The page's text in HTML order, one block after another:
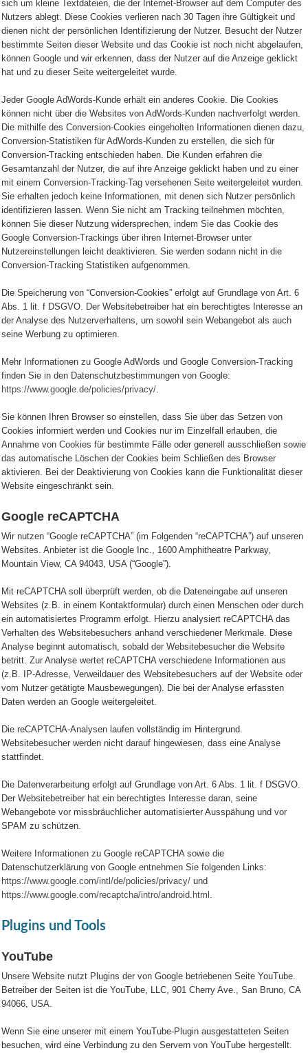
sich um kleine Textdateien, die der Internet-Browser auf dem Computer des
Nutzers ablegt. Diese Cookies verlieren nach 30 Tagen ihre Gültigkeit und
dienen nicht der persönlichen Identifizierung der Nutzer. Besucht der Nutzer
bestimmte Seiten dieser Website und das Cookie ist noch nicht abgelaufen,
können Google und wir erkennen, dass der Nutzer auf die Anzeige geklickt
hat und zu dieser Seite weitergeleitet wurde.
Jeder Google AdWords-Kunde erhält ein anderes Cookie. Die Cookies
können nicht über die Websites von AdWords-Kunden nachverfolgt werden.
Die mithilfe des Conversion-Cookies eingeholten Informationen dienen dazu,
Conversion-Statistiken für AdWords-Kunden zu erstellen, die sich für
Conversion-Tracking entschieden haben. Die Kunden erfahren die
Gesamtanzahl der Nutzer, die auf ihre Anzeige geklickt haben und zu einer
mit einem Conversion-Tracking-Tag versehenen Seite weitergeleitet wurden.
Sie erhalten jedoch keine Informationen, mit denen sich Nutzer persönlich
identifizieren lassen. Wenn Sie nicht am Tracking teilnehmen möchten,
können Sie dieser Nutzung widersprechen, indem Sie das Cookie des
Google Conversion-Trackings über ihren Internet-Browser unter
Nutzereinstellungen leicht deaktivieren. Sie werden sodann nicht in die
Conversion-Tracking Statistiken aufgenommen.
Die Speicherung von “Conversion-Cookies” erfolgt auf Grundlage von Art. 6
Abs. 1 lit. f DSGVO. Der Websitebetreiber hat ein berechtigtes Interesse an
der Analyse des Nutzerverhaltens, um sowohl sein Webangebot als auch
seine Werbung zu optimieren.
Mehr Informationen zu Google AdWords und Google Conversion-Tracking
finden Sie in den Datenschutzbestimmungen von Google:
https://www.google.de/policies/privacy/.
Sie können Ihren Browser so einstellen, dass Sie über das Setzen von
Cookies informiert werden und Cookies nur im Einzelfall erlauben, die
Annahme von Cookies für bestimmte Fälle oder generell ausschließen sowie
das automatische Löschen der Cookies beim Schließen des Browser
aktivieren. Bei der Deaktivierung von Cookies kann die Funktionalität dieser
Website eingeschränkt sein.
Google reCAPTCHA
Wir nutzen “Google reCAPTCHA” (im Folgenden “reCAPTCHA”) auf unseren
Websites. Anbieter ist die Google Inc., 1600 Amphitheatre Parkway,
Mountain View, CA 94043, USA (“Google”).
Mit reCAPTCHA soll überprüft werden, ob die Dateneingabe auf unseren
Websites (z.B. in einem Kontaktformular) durch einen Menschen oder durch
ein automatisiertes Programm erfolgt. Hierzu analysiert reCAPTCHA das
Verhalten des Websitebesuchers anhand verschiedener Merkmale. Diese
Analyse beginnt automatisch, sobald der Websitebesucher die Website
betritt. Zur Analyse wertet reCAPTCHA verschiedene Informationen aus
(z.B. IP-Adresse, Verweildauer des Websitebesuchers auf der Website oder
vom Nutzer getätigte Mausbewegungen). Die bei der Analyse erfassten
Daten werden an Google weitergeleitet.
Die reCAPTCHA-Analysen laufen vollständig im Hintergrund.
Websitebesucher werden nicht darauf hingewiesen, dass eine Analyse
stattfindet.
Die Datenverarbeitung erfolgt auf Grundlage von Art. 6 Abs. 1 lit. f DSGVO.
Der Websitebetreiber hat ein berechtigtes Interesse daran, seine
Webangebote vor missbräuchlicher automatisierter Ausspähung und vor
SPAM zu schützen.
Weitere Informationen zu Google reCAPTCHA sowie die
Datenschutzerklärung von Google entnehmen Sie folgenden Links:
https://www.google.com/intl/de/policies/privacy/ und
https://www.google.com/recaptcha/intro/android.html .
Plugins und Tools
YouTube
Unsere Website nutzt Plugins der von Google betriebenen Seite YouTube.
Betreiber der Seiten ist die YouTube, LLC, 901 Cherry Ave., San Bruno, CA
94066, USA.
Wenn Sie eine unserer mit einem YouTube-Plugin ausgestatteten Seiten
besuchen, wird eine Verbindung zu den Servern von YouTube hergestellt.